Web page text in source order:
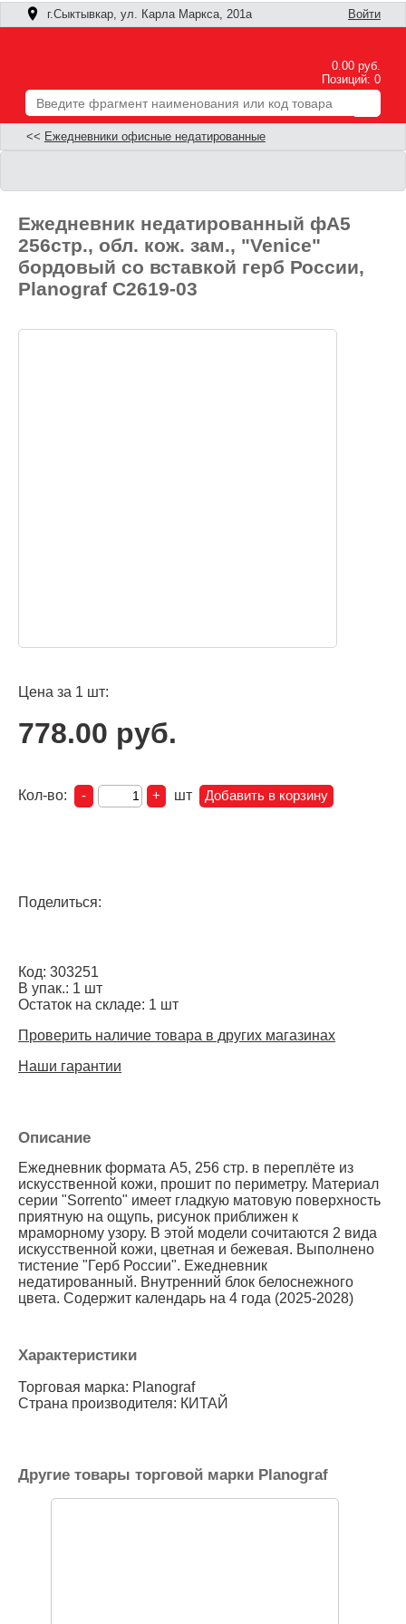
г.Сыктывкар, ул. Карла Маркса, 201а Войти
0.00 руб.
Позиций: 0
<< Ежедневники офисные недатированные
Ежедневник недатированный фА5
256стр., обл. кож. зам., "Venice"
бордовый со вставкой герб России,
Planograf С2619-03
Цена за 1 шт:
778.00 руб.
Кол-во: шт
Поделиться:
Код: 303251
В упак.: 1 шт
Остаток на складе: 1 шт
Проверить наличие товара в других магазинах
Наши гарантии
Описание
Ежедневник формата А5, 256 стр. в переплёте из
искусственной кожи, прошит по периметру. Материал
серии "Sorrento" имеет гладкую матовую поверхноcть
приятную на ощупь, рисунок приближен к
мраморному узору. В этой модели сочитаются 2 вида
искусственной кожи, цветная и бежевая. Выполнено
тистение "Герб России". Ежедневник
недатированный. Внутренний блок белоснежного
цвета. Содержит календарь на 4 года (2025-2028)
Характеристики
Торговая марка: Planograf
Страна производителя: КИТАЙ
Другие товары торговой марки Planograf